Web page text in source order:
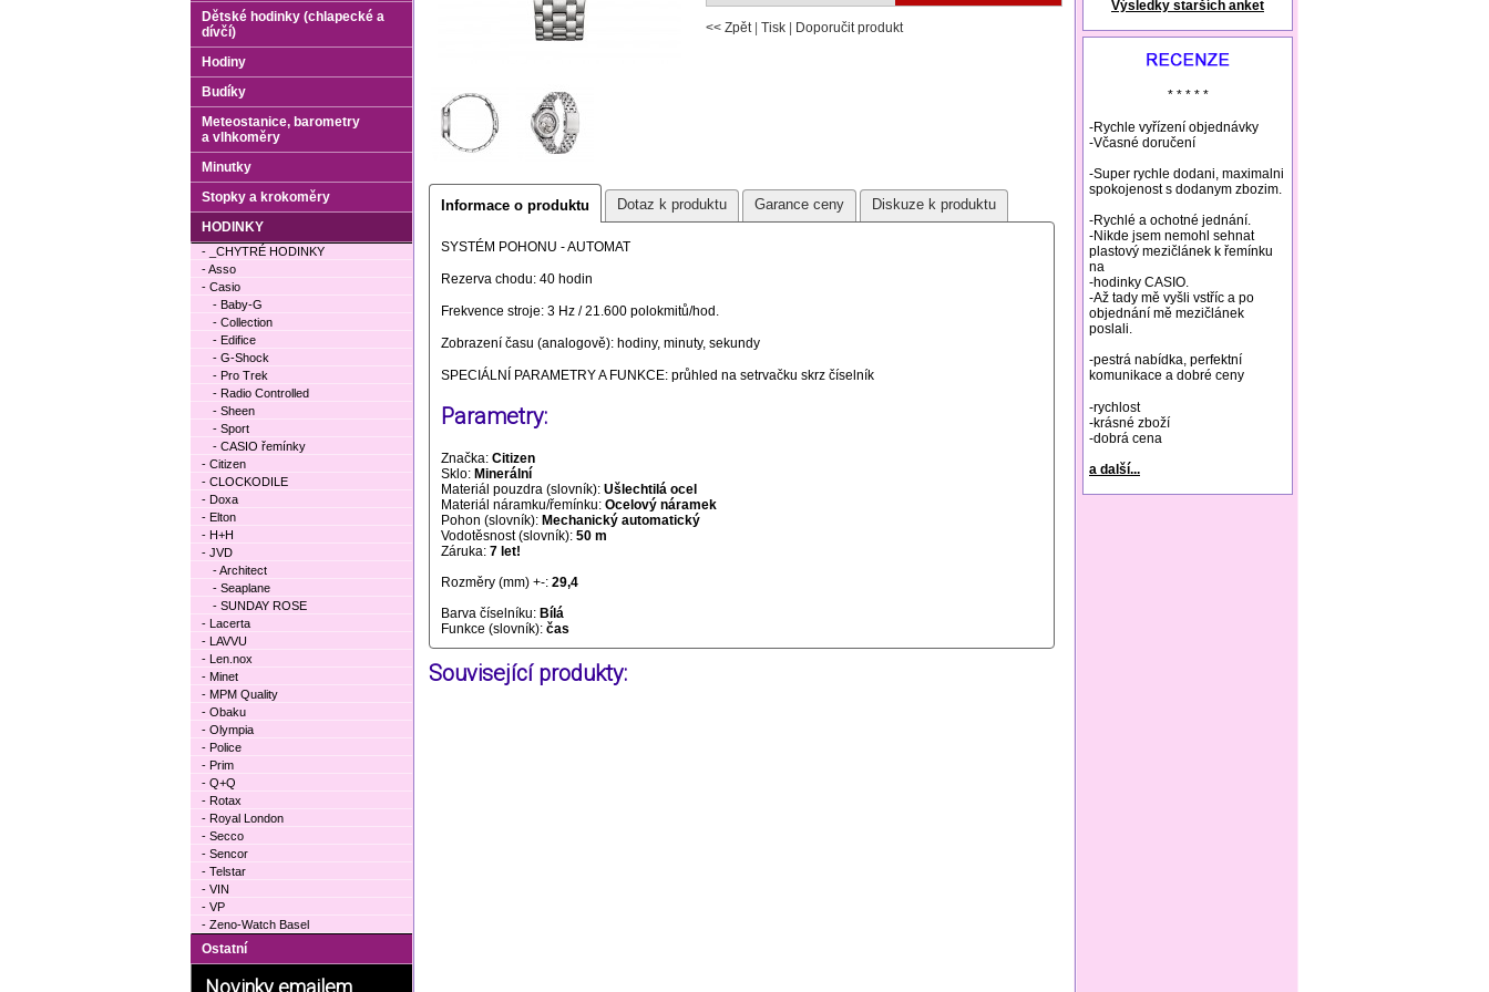
<< Zpět| Tisk Doporučit produkt
Informace o produktu Dotaz k produktu Garance ceny Diskuze k produktu
SYSTÉM POHONU - AUTOMAT
Rezerva chodu: 40 hodin
Frekvence stroje: 3 Hz / 21.600 polokmitů/hod.
Zobrazení času (analogově): hodiny, minuty, sekundy
SPECIÁLNÍ PARAMETRY A FUNKCE: průhled na setrvačku skrz číselník
Parametry:
Značka: Citizen
Sklo: Minerální
Materiál pouzdra (slovník): Ušlechtilá ocel
Materiál náramku/řemínku: Ocelový náramek
Pohon (slovník): Mechanický automatický
Vodotěsnost (slovník): 50 m
Záruka: 7 let!
Rozměry (mm) +-: 29,4
Barva číselníku: Bílá
Funkce (slovník): čas
Související produkty:
natural remedies rosacea
Výsledky starších anket
* * * * *
-Rychle vyřízení objednávky
-Včasné doručení
-Super rychle dodani, maximalni
spokojenost s dodanym zbozim.
-Rychlé a ochotné jednání.
-Nikde jsem nemohl sehnat
plastový mezičlánek k řemínku
na
-hodinky CASIO.
-Až tady mě vyšli vstříc a po
objednání mě mezičlánek
poslali.
-pestrá nabídka, perfektní
komunikace a dobré ceny
-rychlost
-krásné zboží
-dobrá cena
a další...
Dětské hodinky (chlapecké a
dívčí)
Hodiny
Budíky
Meteostanice, barometry
a vlhkoměry
Minutky
Stopky a krokoměry
HODINKY
- _CHYTRÉ HODINKY
- Asso
- Casio
- Baby-G
- Collection
- Edifice
- G-Shock
- Pro Trek
- Radio Controlled
- Sheen
- Sport
- CASIO řemínky
- Citizen
- CLOCKODILE
- Doxa
- Elton
- H+H
- JVD
- Architect
- Seaplane
- SUNDAY ROSE
- Lacerta
- LAVVU
- Len.nox
- Minet
- MPM Quality
- Obaku
- Olympia
- Police
- Prim
- Q+Q
- Rotax
- Royal London
- Secco
- Sencor
- Telstar
- VIN
- VP
- Zeno-Watch Basel
Ostatní
Novinky emailem